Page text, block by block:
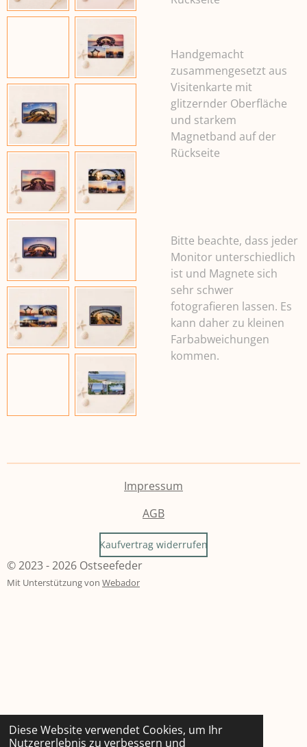
Diese Website verwendet Cookies, um Ihr
Nutzererlebnis zu verbessern und
Handgemacht
zusammengesetzt aus
Visitenkarte mit
glitzernder Oberfläche
und starkem
Magnetband auf der
Rückseite
Bitte beachte, dass jeder
Monitor unterschiedlich
ist und Magnete sich
sehr schwer
fotografieren lassen. Es
kann daher zu kleinen
Farbabweichungen
kommen.
Impressum
AGB
Kaufvertrag widerrufen
© 2023 - 2026 Ostseefeder
Mit Unterstützung von Webador